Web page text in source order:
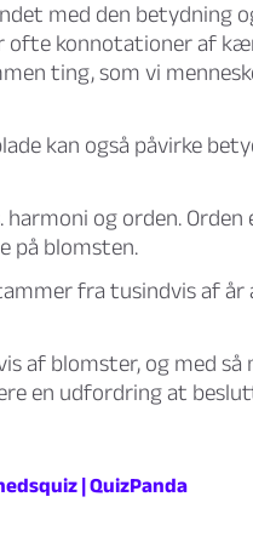
med den betydning
ofte konnotationer af
ting, som vi
kan også påvirke
og orden. Orden
på blomsten.
fra tusindvis af år
af blomster, og med så
en udfordring at
| QuizPanda